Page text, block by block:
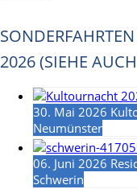
2026 (SIEHE
30. Mai 2026
Neumünster
06. Juni 2026
Schwerin